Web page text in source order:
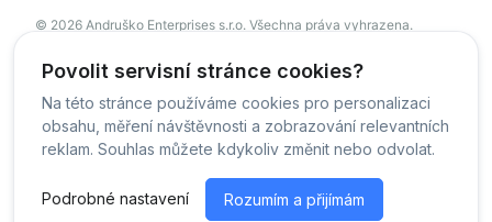
Povolit servisní stránce cookies?
Na této stránce používáme cookies pro personalizaci
obsahu, měření návštěvnosti a zobrazování relevantních
reklam. Souhlas můžete kdykoliv změnit nebo odvolat.
Podrobné nastavení Rozumím a přijímám
© 2026 Andruško Enterprises s.r.o. Všechna práva vyhrazena.
© OpravujemeApple - 2026 -Všechna práva vyhrazena.
Běžíme na
MyRepair.app